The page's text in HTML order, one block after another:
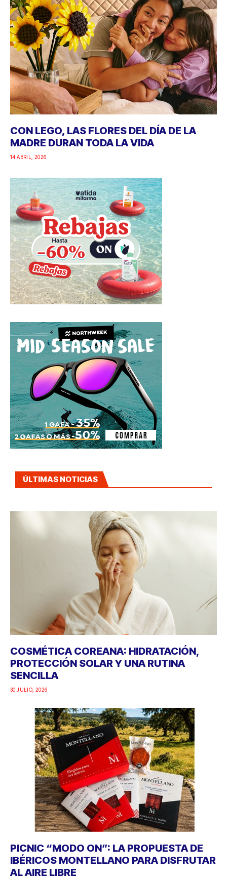
CON LEGO, LAS FLORES DEL DÍA DE LA
MADRE DURAN TODA LA VIDA
14 ABRIL, 2026
ÚLTIMAS NOTICIAS
COSMÉTICA COREANA: HIDRATACIÓN,
PROTECCIÓN SOLAR Y UNA RUTINA
SENCILLA
30 JULIO, 2026
PICNIC “MODO ON”: LA PROPUESTA DE
IBÉRICOS MONTELLANO PARA DISFRUTAR
AL AIRE LIBRE